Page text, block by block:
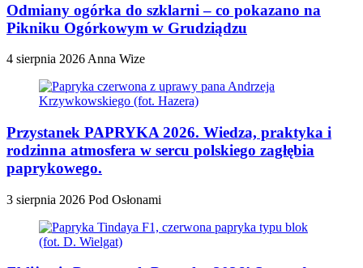
Odmiany ogórka do szklarni – co pokazano na
Pikniku Ogórkowym w Grudziądzu
4 sierpnia 2026 Anna Wize
Przystanek PAPRYKA 2026. Wiedza, praktyka i
rodzinna atmosfera w sercu polskiego zagłębia
paprykowego.
3 sierpnia 2026 Pod Osłonami